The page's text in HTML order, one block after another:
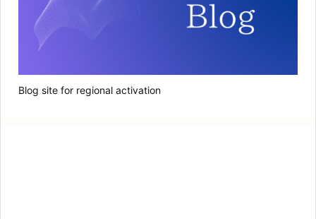
Blog site for regional activation
次へ